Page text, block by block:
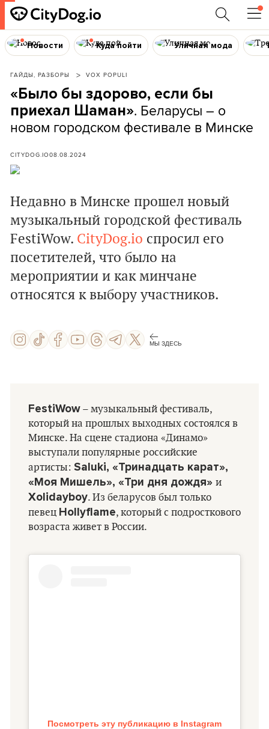
Новости Куда пойти Уличная мода
ГАЙДЫ, РАЗБОРЫ VOX POPULI
«Было бы здорово, если бы
приехал Шаман». Беларусы – о
новом городском фестивале в Минске
CITYDOG.IO08.08.2024
Недавно в Минске прошел новый
музыкальный городской фестиваль
FestiWow. CityDog.io спросил его
посетителей, что было на
мероприятии и как минчане
относятся к выбору участников.
МЫ ЗДЕСЬ
FestiWow – музыкальный фестиваль,
который на прошлых выходных состоялся в
Минске. На сцене стадиона «Динамо»
выступали популярные российские
артисты: Saluki, «Тринадцать карат»,
«Моя Мишель», «Три дня дождя» и
Xolidayboy. Из беларусов был только
певец Hollyflame, который с подросткового
возраста живет в России.
Посмотреть эту публикацию в Instagram